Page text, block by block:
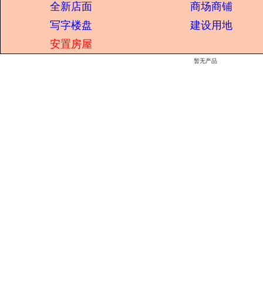
全新店面
商场商铺
写字楼盘
建设用地
安置房屋
暂无产品